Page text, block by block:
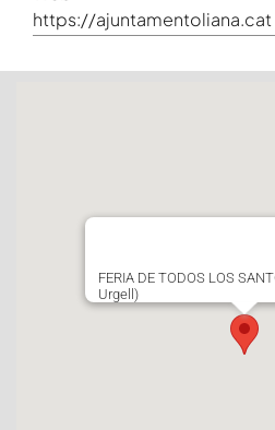
https://ajuntamentoliana.cat
FERIA DE TODOS LOS
Urgell)